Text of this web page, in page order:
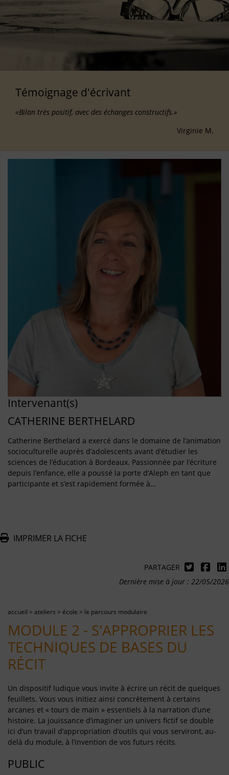
Témoignage d'écrivant
«Bilan très positif, avec des échanges constructifs.»
Virginie M.
Intervenant(s)
CATHERINE BERTHELARD
Catherine Berthelard a exercé dans le domaine de l’animation
socioculturelle auprès d’adolescents avant d’étudier les
sciences de l’éducation à Bordeaux. Passionnée par l’écriture
depuis l’enfance, elle a poussé la porte d’Aleph en tant que
participante et s’est rapidement formée à…
IMPRIMER LA FICHE
PARTAGER
Dernière mise à jour : 22/05/2026
accueil > ateliers > école > le parcours modulaire
MODULE 2 - S'APPROPRIER LES
TECHNIQUES DE BASES DU
RÉCIT
Un dispositif ludique vous invite à écrire un récit de quelques
feuillets. Vous vous initiez ainsi concrètement à certains
arcanes et « tours de main » essentiels à la narration d’une
histoire. La jouissance d’imaginer un univers fictif se double
ici d’un travail d’appropriation d’outils qui vous serviront, au-
delà du module, à l’invention de vos futurs récits.
PUBLIC